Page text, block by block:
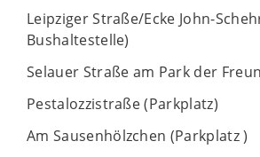
Leipziger Straße/Ecke John-
Bushaltestelle)
Selauer Straße am Park der
Pestalozzistraße (Parkplatz)
Am Sausenhölzchen (Parkplatz )